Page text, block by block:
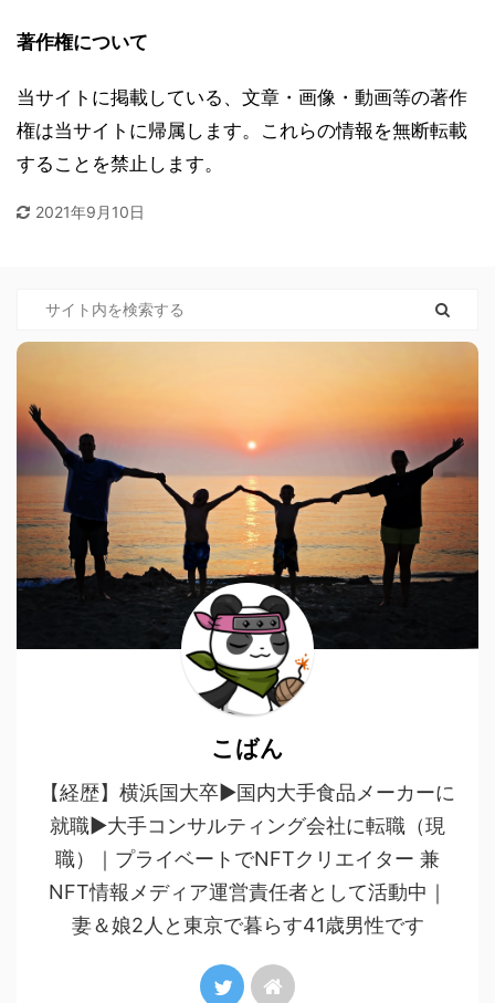
著作権について
当サイトに掲載している、文章・画像・動画等の著作
権は当サイトに帰属します。これらの情報を無断転載
することを禁止します。
2021年9月10日
こばん
【経歴】横浜国大卒▶︎国内大手食品メーカーに
就職▶︎大手コンサルティング会社に転職（現
職）｜プライベートでNFTクリエイター 兼
NFT情報メディア運営責任者として活動中｜
妻＆娘2人と東京で暮らす41歳男性です